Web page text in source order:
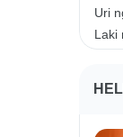
Uri
Laki